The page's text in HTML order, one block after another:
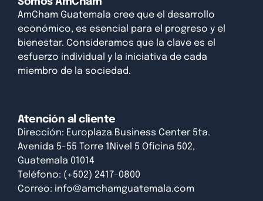
AmCham Guatemala cree que el desarrollo
económico, es esencial para el progreso y el
bienestar. Consideramos que la clave es el
esfuerzo individual y la iniciativa de cada
miembro de la sociedad.
Atención al cliente
Dirección: Europlaza Business Center 5ta.
Avenida 5-55 Torre 1Nivel 5 Oficina 502,
Guatemala 01014
Teléfono: (+502) 2417-0800
Correo: info@amchamguatemala.com